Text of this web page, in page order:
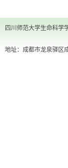
四川师范大学生命科
地址：成都市龙泉驿区